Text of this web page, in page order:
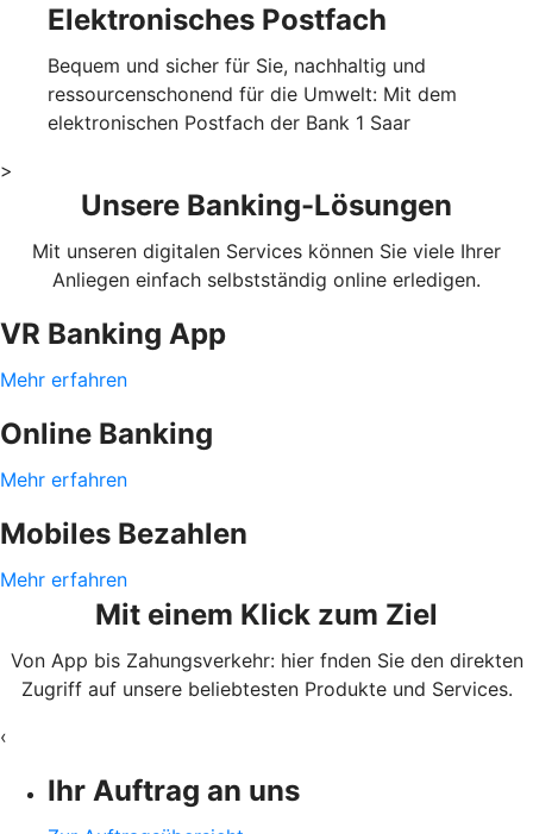
Elektronisches Postfach
Bequem und sicher für Sie, nachhaltig und
ressourcenschonend für die Umwelt: Mit dem
elektronischen Postfach der Bank 1 Saar
>
Unsere Banking-Lösungen
Mit unseren digitalen Services können Sie viele Ihrer
Anliegen einfach selbstständig online erledigen.
VR Banking App
Mehr erfahren
Online Banking
Mehr erfahren
Mobiles Bezahlen
Mehr erfahren
Mit einem Klick zum Ziel
Von App bis Zahungsverkehr: hier fnden Sie den direkten
Zugriff auf unsere beliebtesten Produkte und Services.
‹
Ihr Auftrag an uns